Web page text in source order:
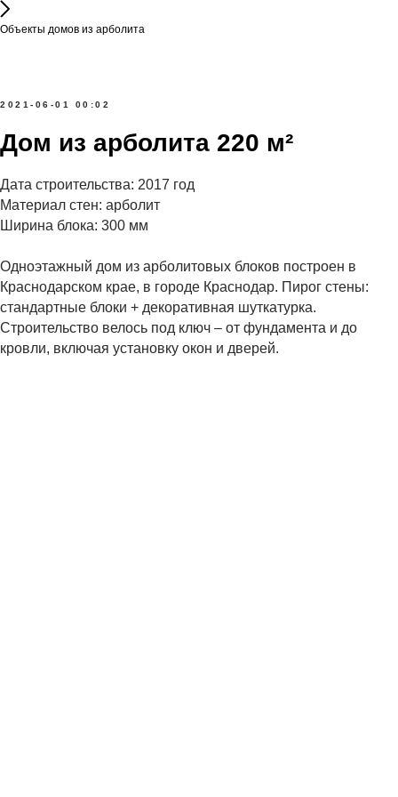
Объекты домов из арболита
2021-06-01 00:02
Дом из арболита 220 м²
Дата строительства: 2017 год
Материал стен: арболит
Ширина блока: 300 мм
Одноэтажный дом из арболитовых блоков построен в
Краснодарском крае, в городе Краснодар. Пирог стены:
стандартные блоки + декоративная шуткатурка.
Строительство велось под ключ – от фундамента и до
кровли, включая установку окон и дверей.